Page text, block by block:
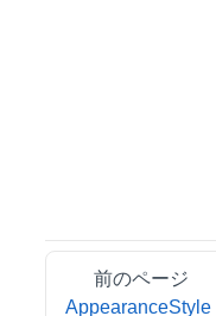
前のページ
AppearanceStyle